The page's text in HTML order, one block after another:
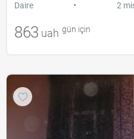
Daire • 2
863 uah gün için